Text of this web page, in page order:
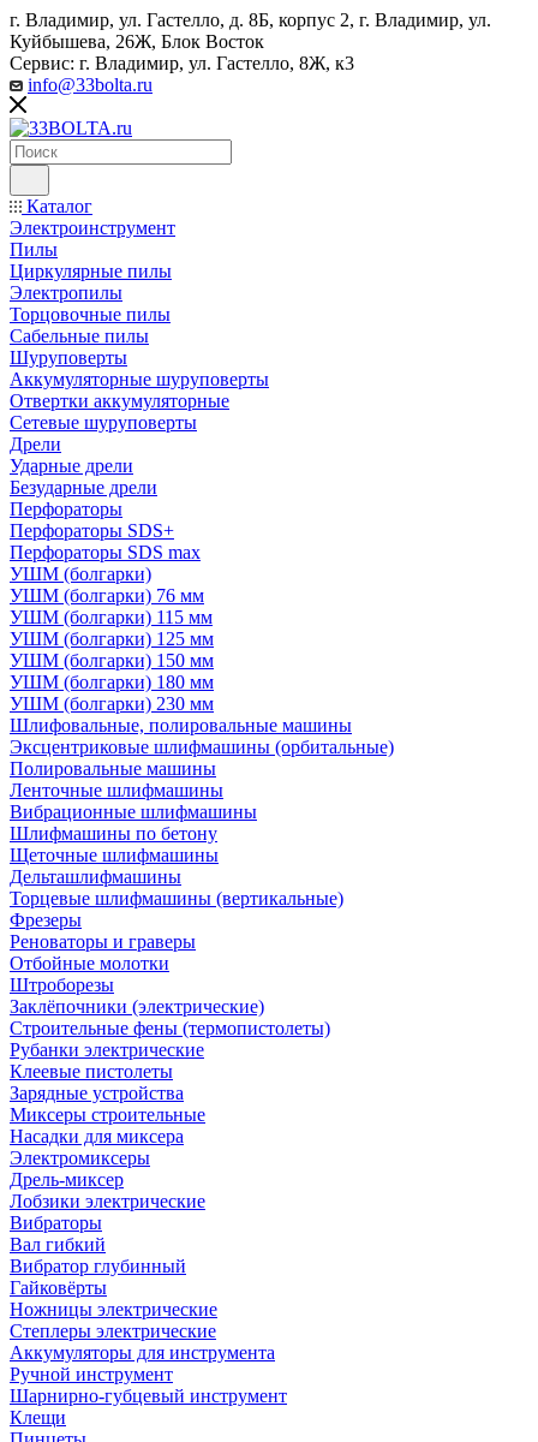
г. Владимир, ул. Гастелло, д. 8Б, корпус 2, г. Владимир, ул. ​
Куйбышева, 26Ж, Блок Восток
Сервис: г. Владимир, ул. Гастелло, 8Ж, к3
info@33bolta.ru
Каталог
Электроинструмент
Пилы
Циркулярные пилы
Электропилы
Торцовочные пилы
Сабельные пилы
Шуруповерты
Аккумуляторные шуруповерты
Отвертки аккумуляторные
Сетевые шуруповерты
Дрели
Ударные дрели
Безударные дрели
Перфораторы
Перфораторы SDS+
Перфораторы SDS max
УШМ (болгарки)
УШМ (болгарки) 76 мм
УШМ (болгарки) 115 мм
УШМ (болгарки) 125 мм
УШМ (болгарки) 150 мм
УШМ (болгарки) 180 мм
УШМ (болгарки) 230 мм
Шлифовальные, полировальные машины
Эксцентриковые шлифмашины (орбитальные)
Полировальные машины
Ленточные шлифмашины
Вибрационные шлифмашины
Шлифмашины по бетону
Щеточные шлифмашины
Дельташлифмашины
Торцевые шлифмашины (вертикальные)
Фрезеры
Реноваторы и граверы
Отбойные молотки
Штроборезы
Заклёпочники (электрические)
Строительные фены (термопистолеты)
Рубанки электрические
Клеевые пистолеты
Зарядные устройства
Миксеры строительные
Насадки для миксера
Электромиксеры
Дрель-миксер
Лобзики электрические
Вибраторы
Вал гибкий
Вибратор глубинный
Гайковёрты
Ножницы электрические
Степлеры электрические
Аккумуляторы для инструмента
Ручной инструмент
Шарнирно-губцевый инструмент
Клещи